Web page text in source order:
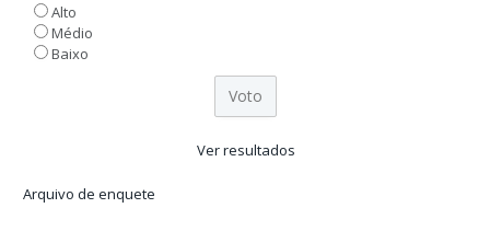
Alto
Médio
Baixo
Ver resultados
Arquivo de enquete